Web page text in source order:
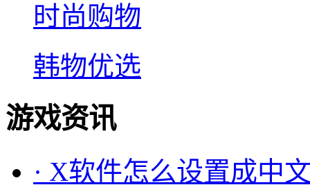
时尚购物
韩物优选
游戏资讯
· X软件怎么设置成中